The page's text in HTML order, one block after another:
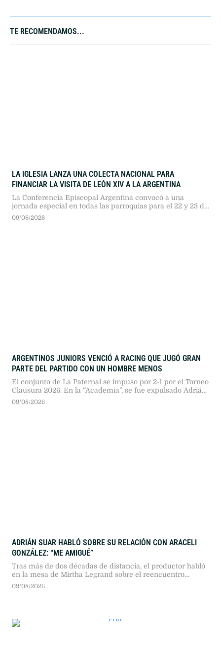
TE RECOMENDAMOS...
LA IGLESIA LANZA UNA COLECTA NACIONAL PARA
FINANCIAR LA VISITA DE LEÓN XIV A LA ARGENTINA
La Conferencia Episcopal Argentina convocó a una
jornada especial en todas las parroquias para el 22 y 23 de
agosto. El Pontífice arribará en noviembre tras 39 años sin
09/08/2026
ARGENTINOS JUNIORS VENCIÓ A RACING QUE JUGÓ GRAN
PARTE DEL PARTIDO CON UN HOMBRE MENOS
El conjunto de La Paternal se impuso por 2-1 por el Torneo
Clausura 2026. En la “Academia”, se fue expulsado Adrián
“Maravilla” Martínez en el primer tiempo.
09/08/2026
ADRIÁN SUAR HABLÓ SOBRE SU RELACIÓN CON ARACELI
GONZÁLEZ: “ME AMIGUÉ”
Tras más de dos décadas de distancia, el productor habló
en la mesa de Mirtha Legrand sobre el reencuentro
familiar y reconoció la carga emocional que atravesó su
09/08/2026